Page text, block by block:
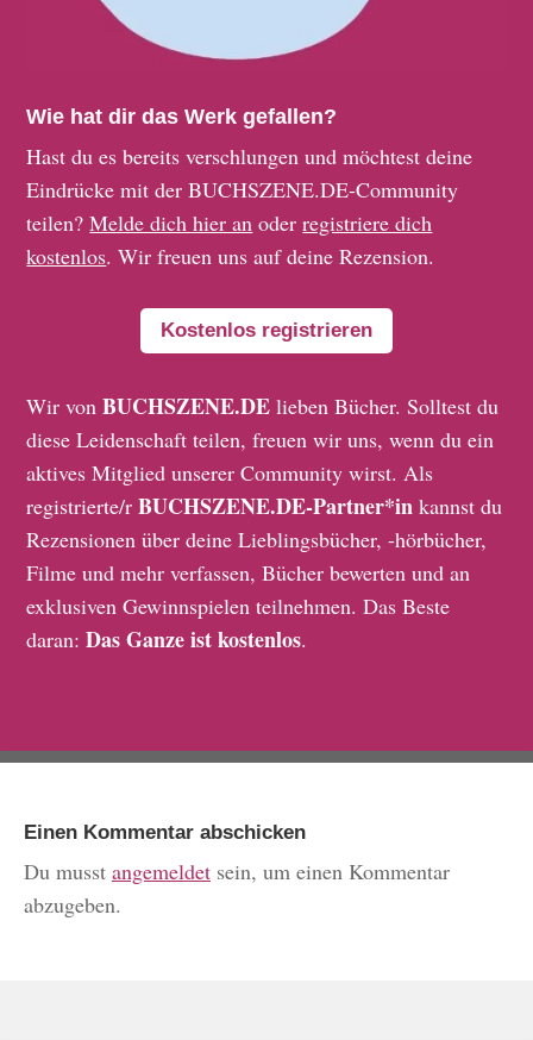
Wie hat dir das Werk gefallen?
Hast du es bereits verschlungen und möchtest deine
Eindrücke mit der BUCHSZENE.DE-Community
teilen?Melde dich hier an oderregistriere dich
kostenlos. Wir freuen uns auf deine Rezension.
Kostenlos registrieren
Wir vonBUCHSZENE.DE lieben Bücher. Solltest du
diese Leidenschaft teilen, freuen wir uns, wenn du ein
aktives Mitglied unserer Community wirst. Als
registrierte/rBUCHSZENE.DE-Partner*in kannst du
Rezensionen über deine Lieblingsbücher, -hörbücher,
Filme und mehr verfassen, Bücher bewerten und an
exklusiven Gewinnspielen teilnehmen. Das Beste
daran:Das Ganze ist kostenlos.
Einen Kommentar abschicken
Du musst angemeldet sein, um einen Kommentar
abzugeben.